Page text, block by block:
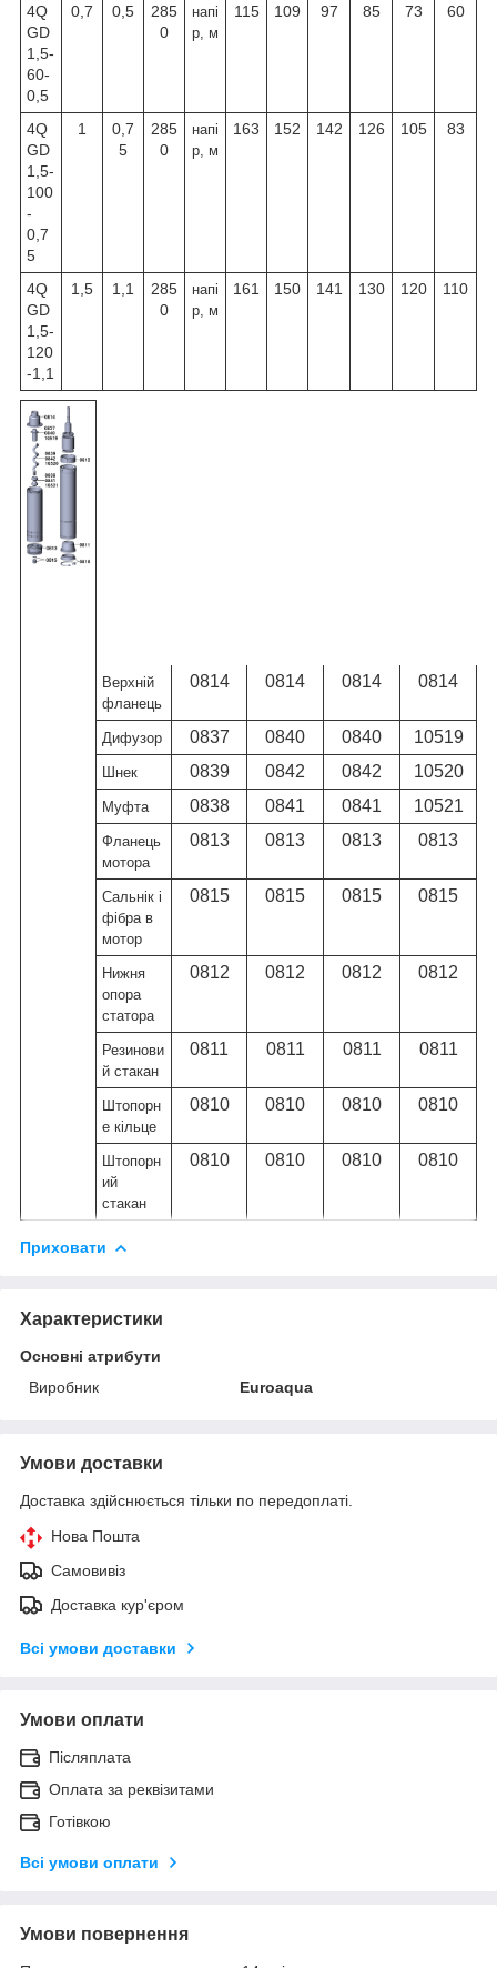
4Q
GD
1,5-
60-
0,5
0,7 0,5
285
0
напі
р, м
115 109 97 85 73 60
4Q
GD
1,5-
100
-
0,7
5
1
0,7
5
285
0
напі
р, м
163 152 142 126 105 83
4Q
GD
1,5-
120
-1,1
1,5 1,1
285
0
напі
р, м
161 150 141 130 120 110
Верхній
фланець
0814 0814 0814 0814
Дифузор 0837 0840 0840 10519
Шнек 0839 0842 0842 10520
Муфта 0838 0841 0841 10521
Фланець
мотора
0813 0813 0813 0813
Сальнік і
фібра в
мотор
0815 0815 0815 0815
Нижня
опора
статора
0812 0812 0812 0812
Резинови
й стакан
0811 0811 0811 0811
Штопорн
е кільце
0810 0810 0810 0810
Штопорн
ий
стакан
0810 0810 0810 0810
Приховати
Характеристики
Основні атрибути
Виробник
Euroaqua
Умови доставки
Доставка здійснюється тільки по передоплаті.
Нова Пошта
Самовивіз
Доставка кур'єром
Всі умови доставки
Умови оплати
Післяплата
Оплата за реквізитами
Готівкою
Всі умови оплати
Умови повернення